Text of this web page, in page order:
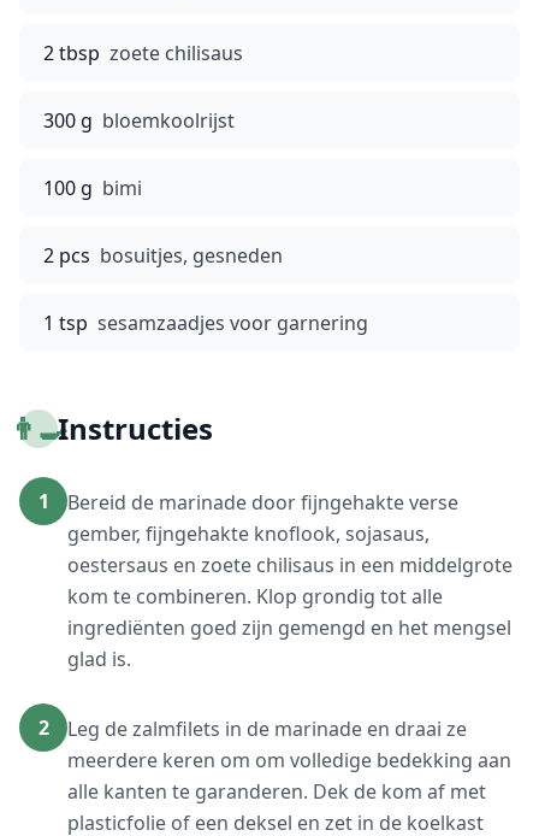
2 tbsp zoete chilisaus
300 g bloemkoolrijst
100 g bimi
2 pcs bosuitjes, gesneden
1 tsp sesamzaadjes voor garnering
👨‍🍳Instructies
1
Bereid de marinade door fijngehakte verse
gember, fijngehakte knoflook, sojasaus,
oestersaus en zoete chilisaus in een middelgrote
kom te combineren. Klop grondig tot alle
ingrediënten goed zijn gemengd en het mengsel
glad is.
2
Leg de zalmfilets in de marinade en draai ze
meerdere keren om om volledige bedekking aan
alle kanten te garanderen. Dek de kom af met
plasticfolie of een deksel en zet in de koelkast